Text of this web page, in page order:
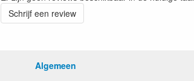
Schrijf een review
Algemeen